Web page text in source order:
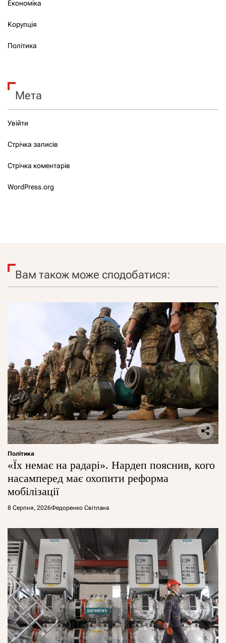
Економіка
Корупція
Політика
Мета
Увійти
Стрічка записів
Стрічка коментарів
WordPress.org
Вам також може сподобатися:
Політика
«Їх немає на радарі». Нардеп пояснив, кого
насамперед має охопити реформа
мобілізації
8 Серпня, 2026Федоренко Світлана